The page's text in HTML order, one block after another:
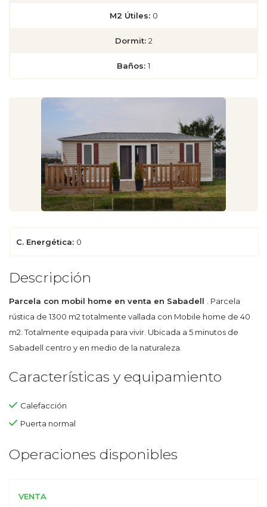
M2 Útiles: 0
Dormit: 2
Baños: 1
C. Energética: 0
Descripción
Parcela con mobil home en venta en Sabadell
. Parcela
rústica de 1300 m2 totalmente vallada con Mobile home de 40
m2. Totalmente equipada para vivir. Ubicada a 5 minutos de
Sabadell centro y en medio de la naturaleza.
Características y equipamiento
Calefacción
Puerta normal
Operaciones disponibles
VENTA